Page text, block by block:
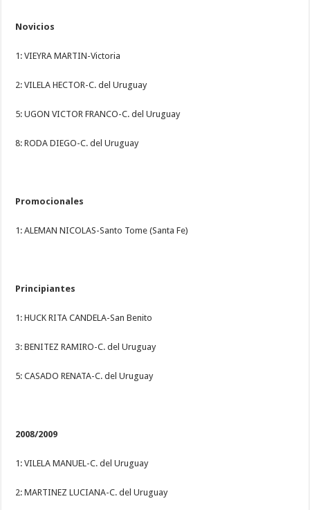
Novicios
1: VIEYRA MARTIN-Victoria
2: VILELA HECTOR-C. del Uruguay
5: UGON VICTOR FRANCO-C. del Uruguay
8: RODA DIEGO-C. del Uruguay
Promocionales
1: ALEMAN NICOLAS-Santo Tome (Santa Fe)
Principiantes
1: HUCK RITA CANDELA-San Benito
3: BENITEZ RAMIRO-C. del Uruguay
5: CASADO RENATA-C. del Uruguay
2008/2009
1: VILELA MANUEL-C. del Uruguay
2: MARTINEZ LUCIANA-C. del Uruguay